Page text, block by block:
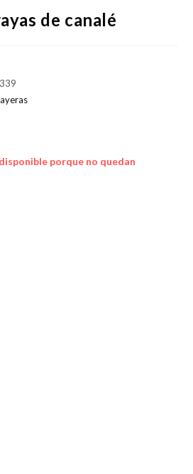
de canalé
porque no quedan